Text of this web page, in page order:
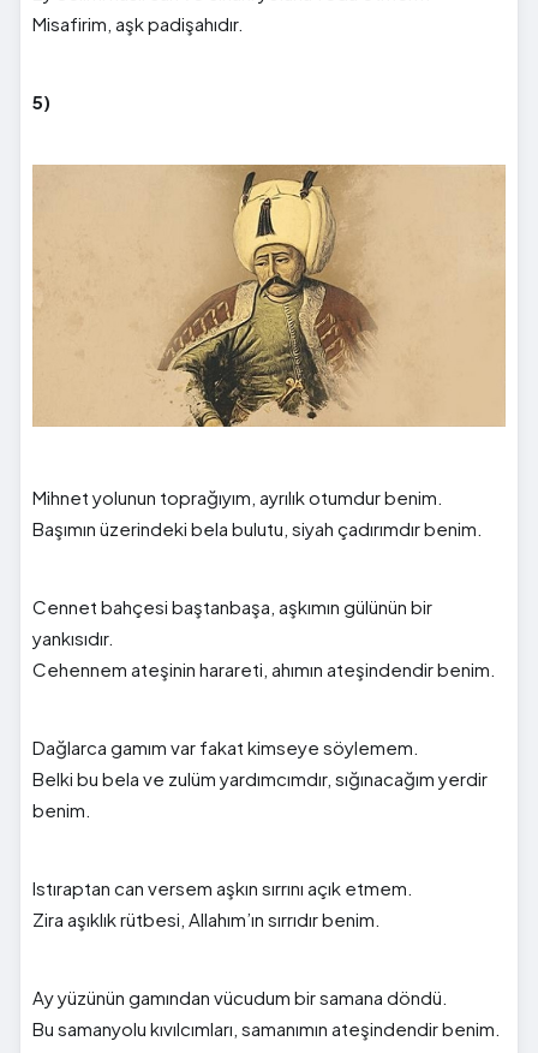
Misafirim, aşk padişahıdır.
5)
Mihnet yolunun toprağıyım, ayrılık otumdur benim.
Başımın üzerindeki bela bulutu, siyah çadırımdır benim.
Cennet bahçesi baştanbaşa, aşkımın gülünün bir
yankısıdır.
Cehennem ateşinin harareti, ahımın ateşindendir benim.
Dağlarca gamım var fakat kimseye söylemem.
Belki bu bela ve zulüm yardımcımdır, sığınacağım yerdir
benim.
Istıraptan can versem aşkın sırrını açık etmem.
Zira aşıklık rütbesi, Allahım’ın sırrıdır benim.
Ay yüzünün gamından vücudum bir samana döndü.
Bu samanyolu kıvılcımları, samanımın ateşindendir benim.